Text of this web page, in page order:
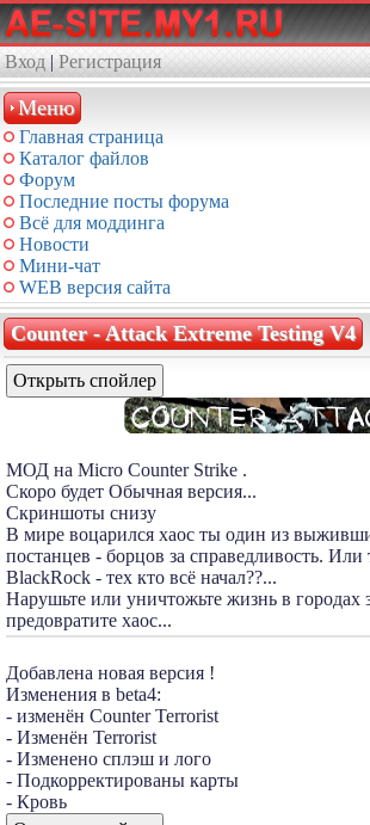
Вход | Регистрация
Меню
Главная страница
Каталог файлов
Форум
Последние посты форума
Всё для моддинга
Новости
Мини-чат
WEB версия сайта
Counter - Attack Extreme Testing V4
МОД на Micro Counter Strike .
Скоро будет Обычная версия...
Скриншоты снизу
В мире воцарился хаос ты один из
постанцев - борцов за справедливость. Или
BlackRock - тех кто всё начал??...
Нарушьте или уничтожьте жизнь в городах
предовратите хаос...
Добавлена новая версия !
Изменения в beta4:
- изменён Counter Terrorist
- Изменён Terrorist
- Изменено сплэш и лого
- Подкорректированы карты
- Кровь